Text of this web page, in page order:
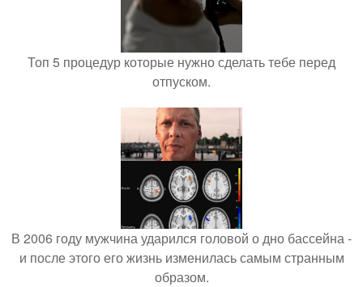
Топ 5 процедур которые нужно сделать тебе перед
отпуском.
В 2006 году мужчина ударился головой о дно бассейна -
и после этого его жизнь изменилась самым странным
образом.